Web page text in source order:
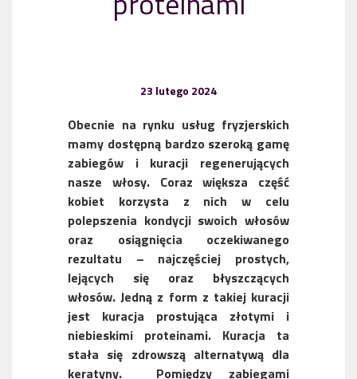
23 lutego 2024
Obecnie na rynku usług fryzjerskich
mamy dostępną bardzo szeroką gamę
zabiegów i kuracji regenerujących
nasze włosy. Coraz większa część
kobiet korzysta z nich w celu
polepszenia kondycji swoich włosów
oraz osiągnięcia oczekiwanego
rezultatu – najczęściej prostych,
lejących się oraz błyszczących
włosów. Jedną z form z takiej kuracji
jest kuracja prostująca złotymi i
niebieskimi proteinami. Kuracja ta
stała się zdrowszą alternatywą dla
keratyny. Pomiędzy zabiegami